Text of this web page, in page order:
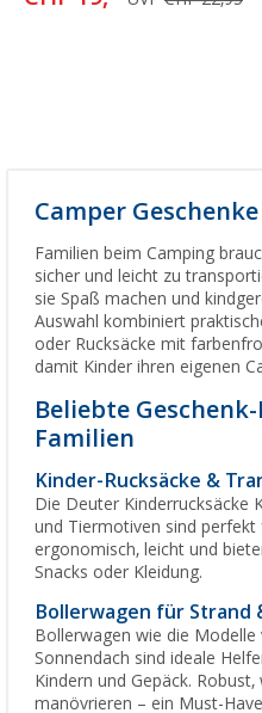
Camper
Familien beim Camping
sicher und leicht zu
sie Spaß machen und
Auswahl kombiniert
oder Rucksäcke mit
damit Kinder ihren eigenen
Beliebte
Familien
Kinder-Rucksäcke &
Die Deuter Kinderrucksäcke
und Tiermotiven sind perfekt
ergonomisch, leicht und
Snacks oder Kleidung.
Bollerwagen für Strand
Bollerwagen wie die
Sonnendach sind ideale
Kindern und Gepäck.
manövrieren – ein Must-